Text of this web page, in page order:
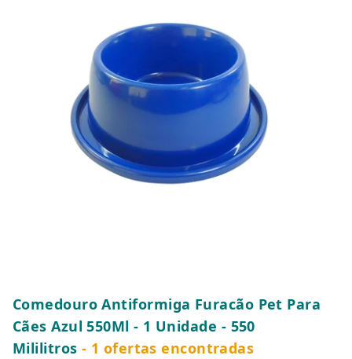
Comedouro Antiformiga Furacão Pet Para
Cães Azul 550Ml - 1 Unidade - 550
Mililitros - 1 ofertas encontradas